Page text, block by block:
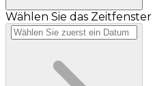
Wählen Sie das Zeitfenster